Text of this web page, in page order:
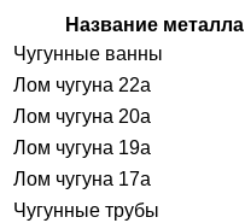
Название металла
Чугунные ванны
Лом чугуна 22а
Лом чугуна 20а
Лом чугуна 19а
Лом чугуна 17а
Чугунные трубы